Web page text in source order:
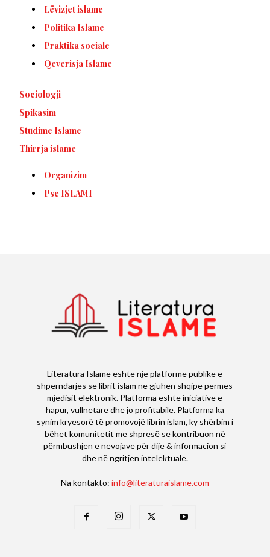
Lëvizjet islame
Politika Islame
Praktika sociale
Qeverisja Islame
Sociologji
Spikasim
Studime Islame
Thirrja islame
Organizim
Pse ISLAMI
Literatura Islame është një platformë publike e
shpërndarjes së librit islam në gjuhën shqipe përmes
mjedisit elektronik. Platforma është iniciativë e
hapur, vullnetare dhe jo profitabile. Platforma ka
synim kryesorë të promovojë librin islam, ky shërbim i
bëhet komunitetit me shpresë se kontribuon në
përmbushjen e nevojave për dije & informacion si
dhe në ngritjen intelektuale.
Na kontakto: info@literaturaislame.com